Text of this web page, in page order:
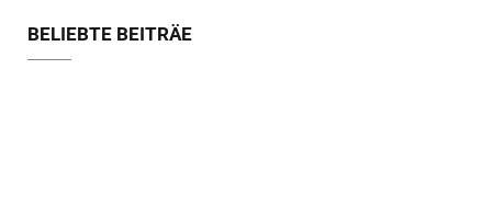
BELIEBTE BEITRÄE